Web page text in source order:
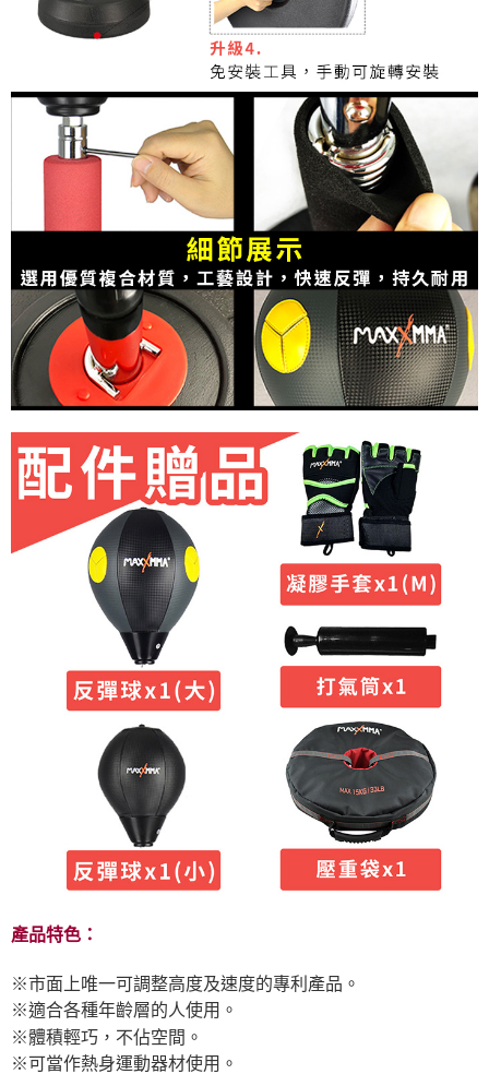
產品特色：
※市面上唯一可調整高度及速度的專利產品。
※適合各種年齡層的人使用。
※體積輕巧，不佔空間。
※可當作熱身運動器材使用。